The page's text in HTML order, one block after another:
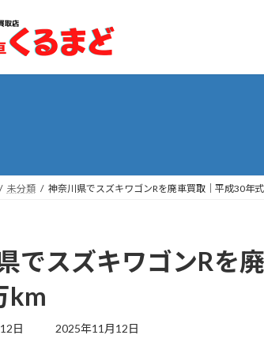
未分類 神奈川県でスズキワゴンRを廃車買取｜平成30年
でスズキワゴンRを
km
日
最
2025年11月12日